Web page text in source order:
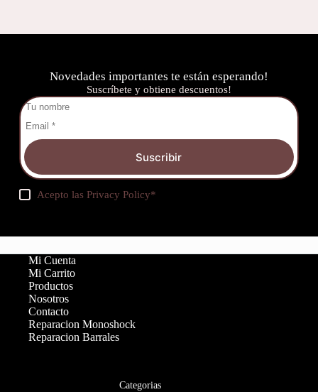
Novedades importantes te están esperando!
Suscríbete y obtiene descuentos!
Suscribir
Acepto lasPrivacy Policy*
Mi Cuenta
Mi Carrito
Productos
Nosotros
Contacto
Reparacion Monoshock
Reparacion Barrales
Categorias